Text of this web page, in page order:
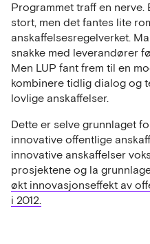
Programmet traff en
stort, men det fantes lite
anskaffelsesregelverket.
snakke med leverandører
Men LUP fant frem til en
kombinere tidlig dialog og
lovlige anskaffelser.
Dette er selve grunnlaget
innovative offentlige
innovative anskaffelser
prosjektene og la
økt innovasjonseffekt av
i 2012.